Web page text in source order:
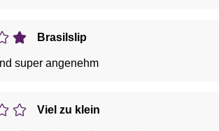
Brasilslip
super angenehm
Viel zu klein